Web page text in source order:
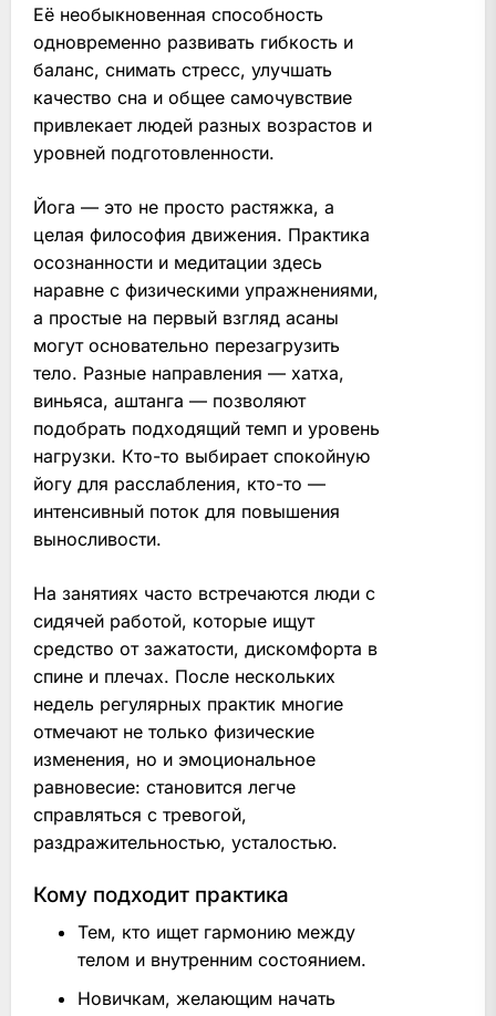
Её необыкновенная способность
одновременно развивать гибкость и
баланс, снимать стресс, улучшать
качество сна и общее самочувствие
привлекает людей разных возрастов и
уровней подготовленности.
Йога — это не просто растяжка, а
целая философия движения. Практика
осознанности и медитации здесь
наравне с физическими упражнениями,
а простые на первый взгляд асаны
могут основательно перезагрузить
тело. Разные направления — хатха,
виньяса, аштанга — позволяют
подобрать подходящий темп и уровень
нагрузки. Кто-то выбирает спокойную
йогу для расслабления, кто-то —
интенсивный поток для повышения
выносливости.
На занятиях часто встречаются люди с
сидячей работой, которые ищут
средство от зажатости, дискомфорта в
спине и плечах. После нескольких
недель регулярных практик многие
отмечают не только физические
изменения, но и эмоциональное
равновесие: становится легче
справляться с тревогой,
раздражительностью, усталостью.
Кому подходит практика
Тем, кто ищет гармонию между
телом и внутренним состоянием.
Новичкам, желающим начать